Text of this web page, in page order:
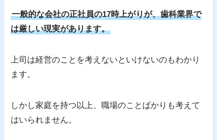
一般的な会社の正社員の17時上がりが、歯科業界で
は厳しい現実があります。
上司は経営のことを考えないといけないのもわかり
ます。
しかし家庭を持つ以上、職場のことばかりも考えて
はいられません。